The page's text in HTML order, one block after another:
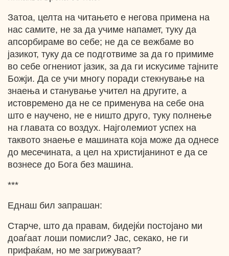
Затоа, целта на читањето е негова примена на
нас самите, не за да учиме напамет, туку да
апсорбираме во себе; не да се вежбаме во
јазикот, туку да се подготвиме за да го примиме
во себе огнениот јазик, за да ги искусиме тајните
Божји. Да се учи многу поради стекнување на
знаења и станување учител на другите, а
истовремено да не се применува на себе она
што е научено, не е ништо друго, туку полнење
на главата со воздух. Најголемиот успех на
таквото знаење е машината која може да однесе
до месечината, а цел на христијанинот е да се
вознесе до Бога без машина.
***
Еднаш бил запрашан:
Старче, што да правам, бидејќи постојано ми
доаѓаат лоши помисли? Јас, секако, не ги
прифаќам, но ме загрижуваат?